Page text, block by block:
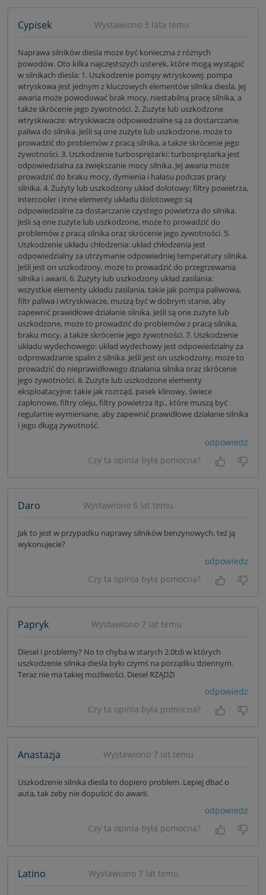
Cypisek Wystawiono 3 lata temu
Naprawa silników diesla może być konieczna z różnych
powodów. Oto kilka najczęstszych usterek, które mogą wystąpić
w silnikach diesla: 1. Uszkodzenie pompy wtryskowej: pompa
wtryskowa jest jednym z kluczowych elementów silnika diesla, jej
awaria może powodować brak mocy, niestabilną pracę silnika, a
także skrócenie jego żywotności. 2. Zużyte lub uszkodzone
wtryskiwacze: wtryskiwacze odpowiedzialne są za dostarczanie
paliwa do silnika. Jeśli są one zużyte lub uszkodzone, może to
prowadzić do problemów z pracą silnika, a także skrócenie jego
żywotności. 3. Uszkodzenie turbosprężarki: turbosprężarka jest
odpowiedzialna za zwiększanie mocy silnika. Jej awaria może
prowadzić do braku mocy, dymienia i hałasu podczas pracy
silnika. 4. Zużyty lub uszkodzony układ dolotowy: filtry powietrza,
intercooler i inne elementy układu dolotowego są
odpowiedzialne za dostarczanie czystego powietrza do silnika.
Jeśli są one zużyte lub uszkodzone, może to prowadzić do
problemów z pracą silnika oraz skrócenie jego żywotności. 5.
Uszkodzenie układu chłodzenia: układ chłodzenia jest
odpowiedzialny za utrzymanie odpowiedniej temperatury silnika.
Jeśli jest on uszkodzony, może to prowadzić do przegrzewania
silnika i awarii. 6. Zużyty lub uszkodzony układ zasilania:
wszystkie elementy układu zasilania, takie jak pompa paliwowa,
filtr paliwa i wtryskiwacze, muszą być w dobrym stanie, aby
zapewnić prawidłowe działanie silnika. Jeśli są one zużyte lub
uszkodzone, może to prowadzić do problemów z pracą silnika,
braku mocy, a także skrócenie jego żywotności. 7. Uszkodzenie
układu wydechowego: układ wydechowy jest odpowiedzialny za
odprowadzanie spalin z silnika. Jeśli jest on uszkodzony, może to
prowadzić do nieprawidłowego działania silnika oraz skrócenie
jego żywotności. 8. Zużyte lub uszkodzone elementy
eksploatacyjne: takie jak rozrząd, pasek klinowy, świece
zapłonowe, filtry oleju, filtry powietrza itp., które muszą być
regularnie wymieniane, aby zapewnić prawidłowe działanie silnika
i jego długą żywotność.
odpowiedz
Czy ta opinia była pomocna?
Tak, była
Nie
Daro Wystawiono 6 lat temu
Jak to jest w przypadku naprawy silników benzynowych, też ją
wykonujecie?
odpowiedz
Czy ta opinia była pomocna?
Tak, była
Nie
Papryk Wystawiono 7 lat temu
Diesel i problemy? No to chyba w starych 2.0tdi w których
uszkodzenie silnika diesla było czymś na porządku dziennym.
Teraz nie ma takiej możliwości. Diesel RZĄDZI
odpowiedz
Czy ta opinia była pomocna?
Tak, była
Nie
Anastazja Wystawiono 7 lat temu
Uszkodzenie silnika diesla to dopiero problem. Lepiej dbać o
auta, tak żeby nie dopuścić do awarii.
odpowiedz
Czy ta opinia była pomocna?
Tak, była
Nie
Latino Wystawiono 7 lat temu